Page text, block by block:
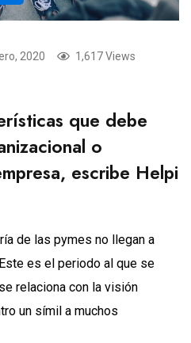
2020
1,617 Views
que debe
o
escribe Helpi
de las pymes no llegan a
es el periodo al que se
relaciona con la visión
un símil a muchos